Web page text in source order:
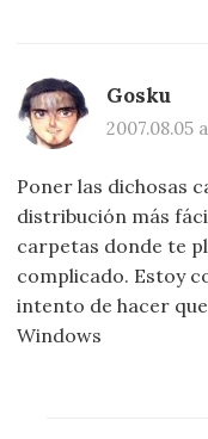
Gosku
2007.08.05
Poner las dichosas
distribución más
carpetas donde te
complicado. Estoy
intento de hacer
Windows